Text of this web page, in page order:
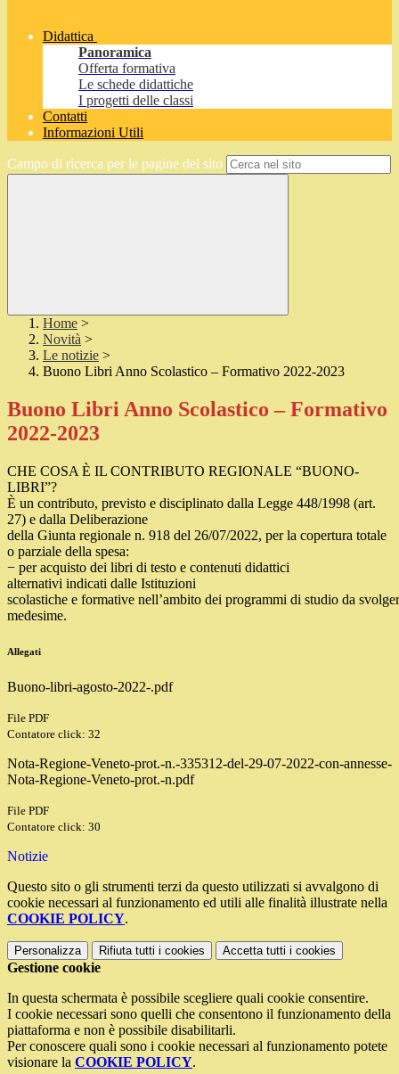
Didattica
Panoramica
Offerta formativa
Le schede didattiche
I progetti delle classi
Contatti
Informazioni Utili
Campo di ricerca per le pagine del sito
Home >
Novità >
Le notizie >
Buono Libri Anno Scolastico – Formativo 2022-2023
Buono Libri Anno Scolastico – Formativo
2022-2023
CHE COSA È IL CONTRIBUTO REGIONALE “BUONO-
LIBRI”?
È un contributo, previsto e disciplinato dalla Legge 448/1998 (art.
27) e dalla Deliberazione
della Giunta regionale n. 918 del 26/07/2022, per la copertura totale
o parziale della spesa:
− per acquisto dei libri di testo e contenuti didattici
alternativi indicati dalle Istituzioni
scolastiche e formative nell’ambito dei programmi di studio da
medesime.
Allegati
Buono-libri-agosto-2022-.pdf
File PDF
Contatore click: 32
Nota-Regione-Veneto-prot.-n.-335312-del-29-07-2022-con-annesse-
Nota-Regione-Veneto-prot.-n.pdf
File PDF
Contatore click: 30
Notizie
Questo sito o gli strumenti terzi da questo utilizzati si avvalgono di
cookie necessari al funzionamento ed utili alle finalità illustrate nella
COOKIE POLICY.
Personalizza Rifiuta tutti i cookies Accetta tutti i cookies
Gestione cookie
In questa schermata è possibile scegliere quali cookie consentire.
I cookie necessari sono quelli che consentono il funzionamento della
piattaforma e non è possibile disabilitarli.
Per conoscere quali sono i cookie necessari al funzionamento potete
visionare la COOKIE POLICY.